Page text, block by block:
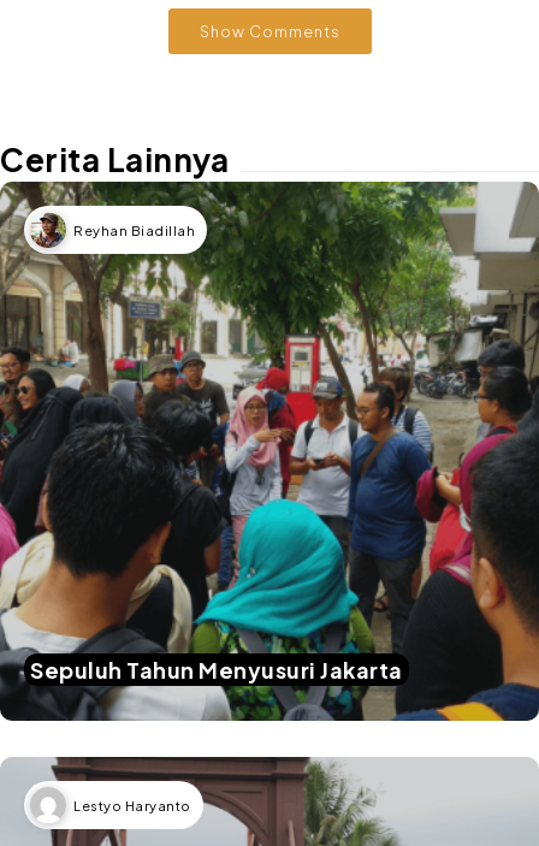
Show Comments
Cerita Lainnya
Reyhan Biadillah
Sepuluh Tahun Menyusuri Jakarta
Lestyo Haryanto